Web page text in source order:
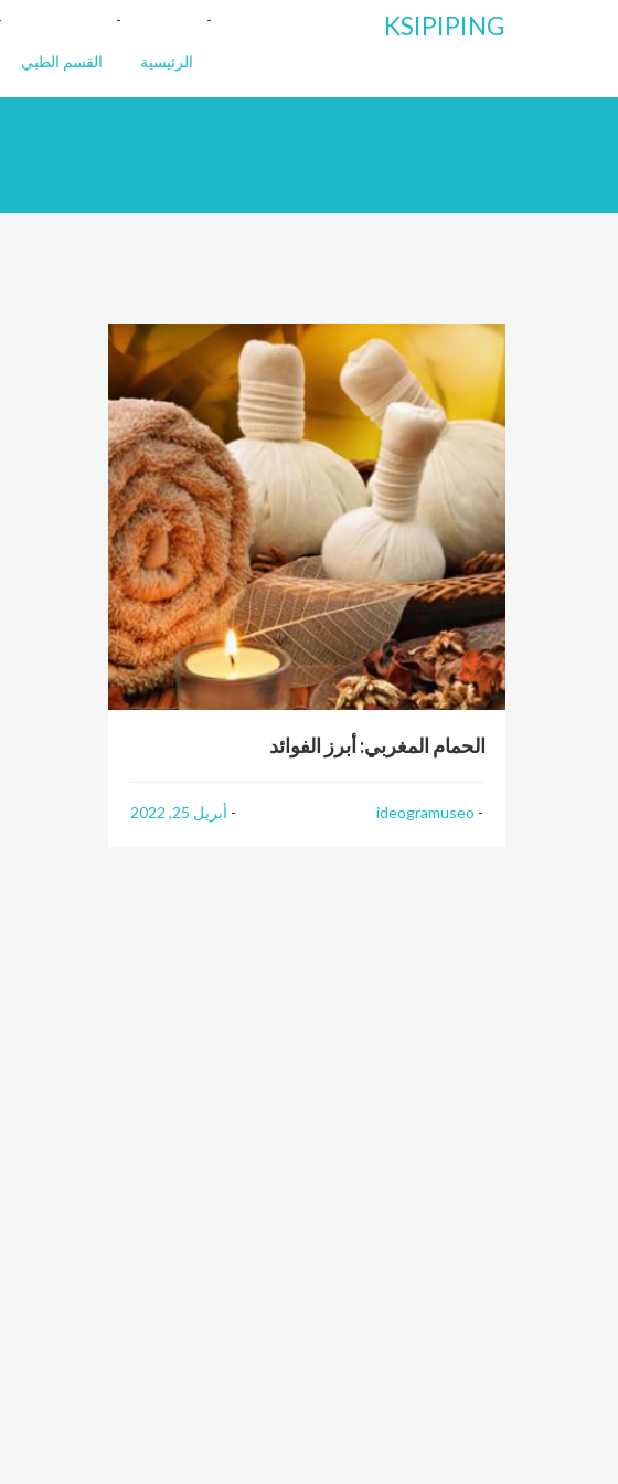
KSIPIPING
الرئيسية القسم الطبي
الحمام المغربي: أبرز الفوائد
ideogramuseo أبريل 25, 2022